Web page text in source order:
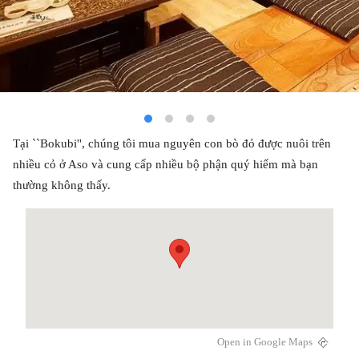
Tại ``Bokubi'', chúng tôi mua nguyên con bò đỏ được nuôi trên
nhiều cỏ ở Aso và cung cấp nhiều bộ phận quý hiếm mà bạn
thường không thấy.
Open in Google Maps